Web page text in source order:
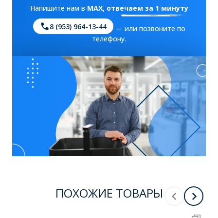
Напишите нам в MAX, отвечаем за 1 минуту
8 (953) 964-13-44
— или позвоните по
телефону.
ПОХОЖИЕ ТОВАРЫ